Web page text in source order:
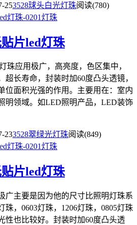
253528球头白光灯珠阅读(780)
片led灯珠
珠应用极广，高亮度，色区集中，
超长寿命，封装时加60度凸头透镜，
位面积光强的作用。主要用在：室内
明领域。如LED照明产品，LED装饰
233528翠绿光灯珠阅读(849)
片led灯珠
广主要是因为他的尺寸比照明灯珠系
珠，0603灯珠，1206灯珠，0805灯珠
性也比较好。封装时加60度凸头透